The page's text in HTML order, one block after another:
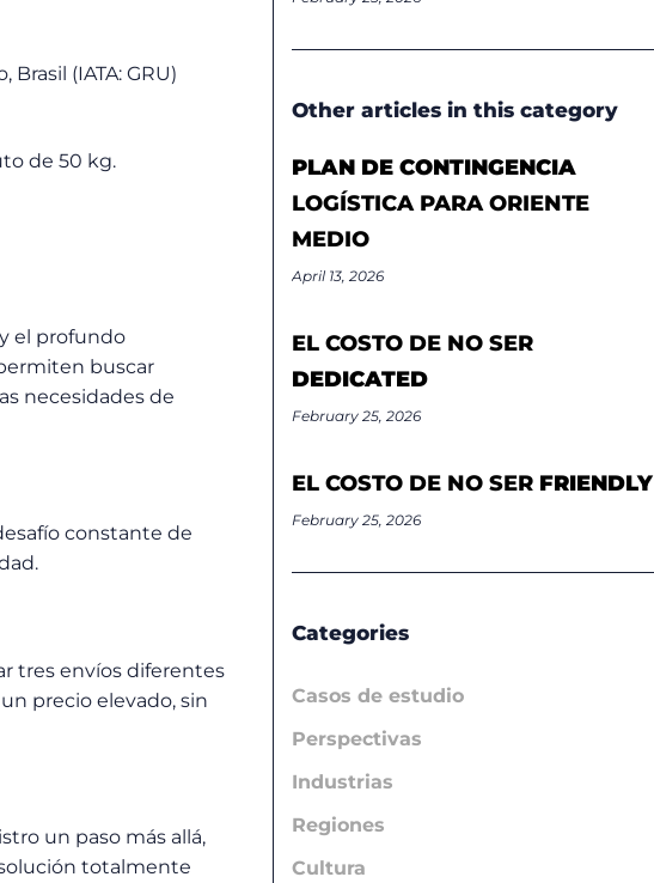
Brasil (IATA: GRU)
de 50 kg.
el profundo
buscar
necesidades de
constante de
tres envíos diferentes
precio elevado, sin
un paso más allá,
totalmente
Other articles in this category
PLAN DE CONTINGENCIA
LOGÍSTICA PARA ORIENTE
MEDIO
April 13, 2026
EL COSTO DE NO SER
DEDICATED
February 25, 2026
EL COSTO DE NO SER FRIENDLY
February 25, 2026
Categories
Casos de estudio
Perspectivas
Industrias
Regiones
Cultura